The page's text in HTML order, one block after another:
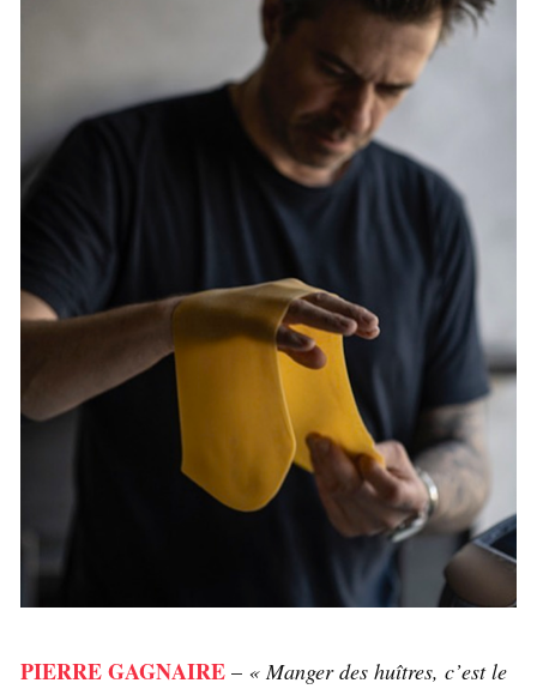
PIERRE GAGNAIRE – « Manger des huîtres, c’est le